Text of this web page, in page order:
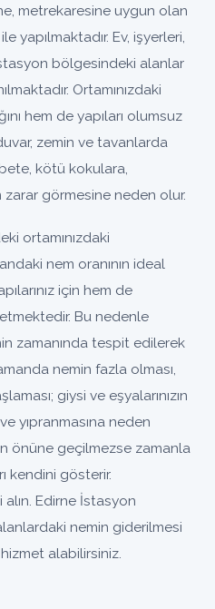
metrekaresine uygun olan
yapılmaktadır. Ev, işyerleri,
bölgesindeki alanlar
Ortamınızdaki
hem de yapıları olumsuz
zemin ve tavanlarda
kötü kokulara,
zarar görmesine neden olur.
ortamınızdaki
nem oranının ideal
için hem de
Bu nedenle
zamanında tespit edilerek
nemin fazla olması,
giysi ve eşyalarınızın
yıpranmasına neden
önüne geçilmezse zamanla
kendini gösterir.
Edirne İstasyon
nemin giderilmesi
alabilirsiniz.